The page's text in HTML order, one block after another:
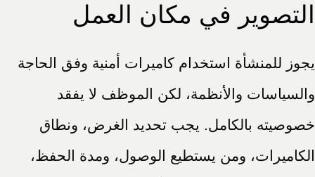
التصوير في مكان العمل
يجوز للمنشأة استخدام كاميرات أمنية وفق الحاجة
والسياسات والأنظمة، لكن الموظف لا يفقد
خصوصيته بالكامل. يجب تحديد الغرض، ونطاق
الكاميرات، ومن يستطيع الوصول، ومدة الحفظ،